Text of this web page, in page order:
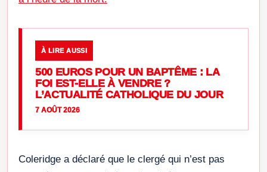
À LIRE AUSSI
500 EUROS POUR UN BAPTÊME : LA
FOI EST-ELLE À VENDRE ?
L’ACTUALITÉ CATHOLIQUE DU JOUR
7 AOÛT 2026
Coleridge a déclaré que le clergé qui n’est pas